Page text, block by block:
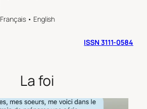
Français • English
ISSN 3111-0584
La foi